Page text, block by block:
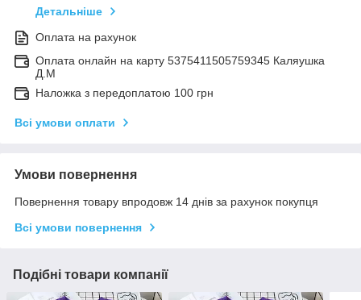
Детальніше
Оплата на рахунок
Оплата онлайн на карту 5375411505759345 Каляушка
Д.М
Наложка з передоплатою 100 грн
Всі умови оплати
Умови повернення
Повернення товару впродовж 14 днів за рахунок покупця
Всі умови повернення
Подібні товари компанії